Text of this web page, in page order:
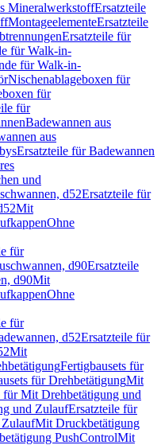
MineralwerkstoffErsatzteile
MontageelementeErsatzteile
Ersatzteile für
für Walk-in-
für Walk-in-
Nischenablageboxen für
für
für
Badewannen aus
aus
Ersatzteile für Badewannen
und
d52Ersatzteile für
Mit
Ohne
für
d90Ersatzteile
d90Mit
Ohne
für
d52Ersatzteile für
Mit
Fertigbausets für
für DrehbetätigungMit
für Mit Drehbetätigung und
und ZulaufErsatzteile für
ZulaufMit Druckbetätigung
PushControlMit